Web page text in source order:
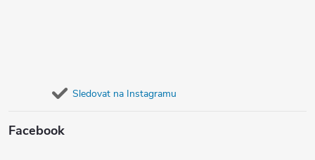
Sledovat na Instagramu
Facebook